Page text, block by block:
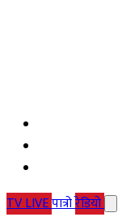
TVLIVEपात्रोरेडियो